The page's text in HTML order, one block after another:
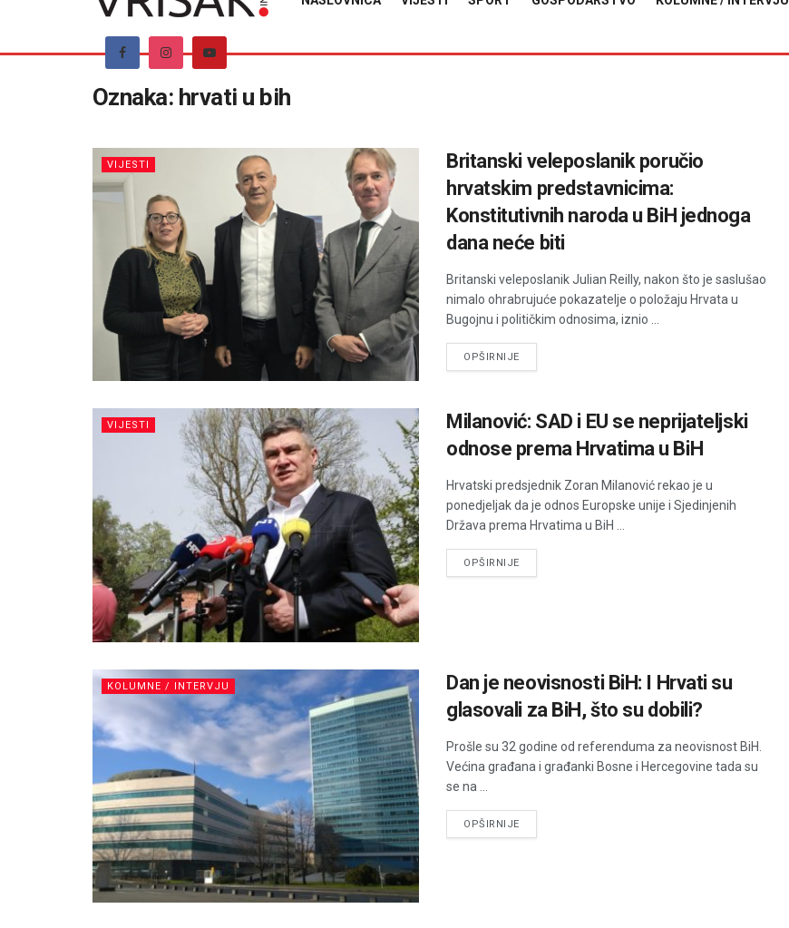
Oznaka: hrvati u bih
VIJESTI
Britanski veleposlanik poručio
hrvatskim predstavnicima:
Konstitutivnih naroda u BiH jednoga
dana neće biti
Britanski veleposlanik Julian Reilly, nakon što je saslušao
nimalo ohrabrujuće pokazatelje o položaju Hrvata u
Bugojnu i političkim odnosima, iznio ...
OPŠIRNIJEDETAILS
VIJESTI
Milanović: SAD i EU se neprijateljski
odnose prema Hrvatima u BiH
Hrvatski predsjednik Zoran Milanović rekao je u
ponedjeljak da je odnos Europske unije i Sjedinjenih
Država prema Hrvatima u BiH ...
OPŠIRNIJEDETAILS
KOLUMNE / INTERVJU
Dan je neovisnosti BiH: I Hrvati su
glasovali za BiH, što su dobili?
Prošle su 32 godine od referenduma za neovisnost BiH.
Većina građana i građanki Bosne i Hercegovine tada su
se na ...
OPŠIRNIJEDETAILS